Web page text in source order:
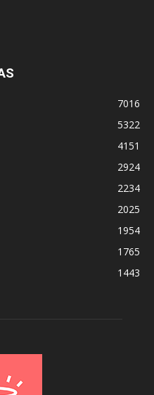
7016
5322
4151
2924
2234
2025
1954
1765
1443